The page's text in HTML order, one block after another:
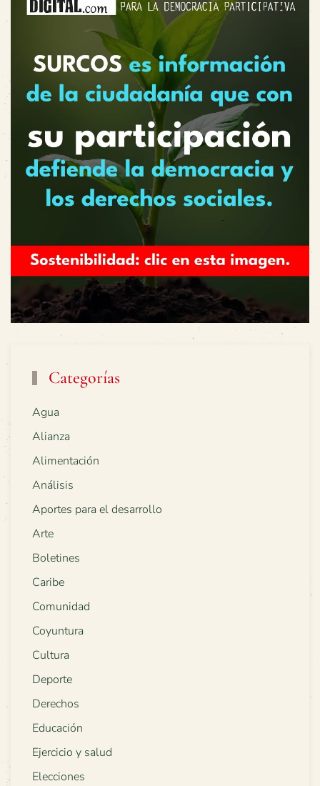
Categorías
Agua
Alianza
Alimentación
Análisis
Aportes para el desarrollo
Arte
Boletines
Caribe
Comunidad
Coyuntura
Cultura
Deporte
Derechos
Educación
Ejercicio y salud
Elecciones